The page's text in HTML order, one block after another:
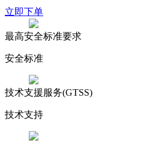
立即下单
最高安全标准要求
安全标准
技术支援服务(GTSS)
技术支持